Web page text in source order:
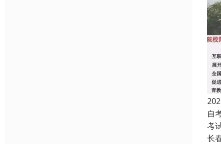
自
考
长